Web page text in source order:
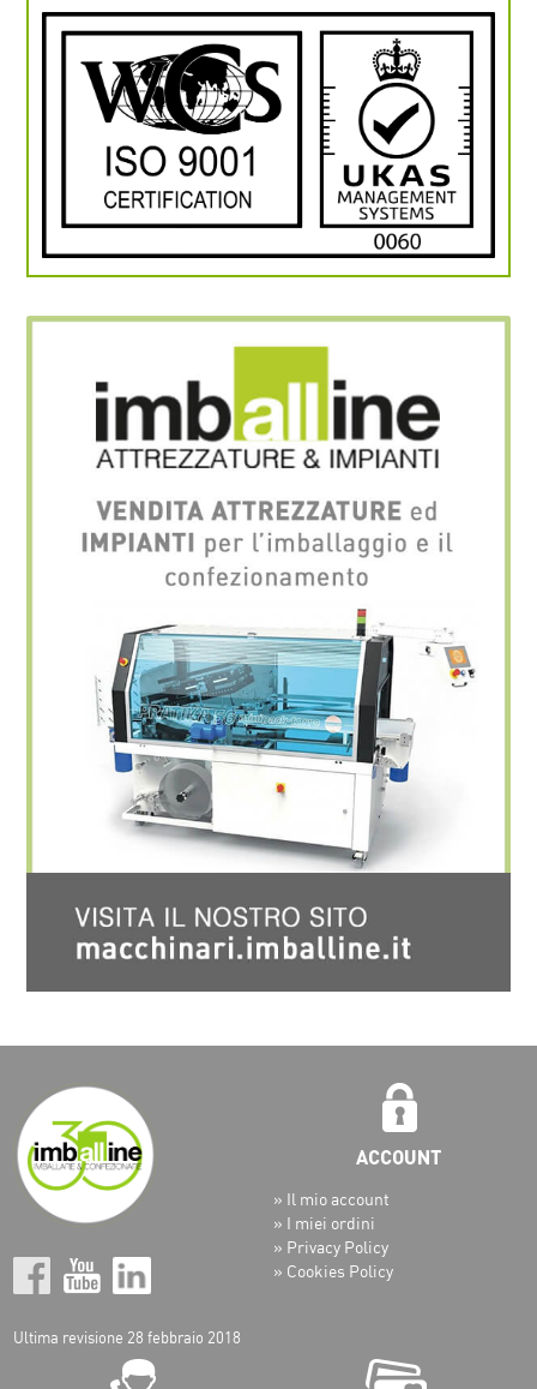
Ultima revisione 28 febbraio 2018
» Il mio account
» I miei ordini
» Privacy Policy
» Cookies Policy